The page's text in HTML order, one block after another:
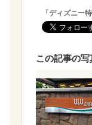
「ディズニー
この記事の写